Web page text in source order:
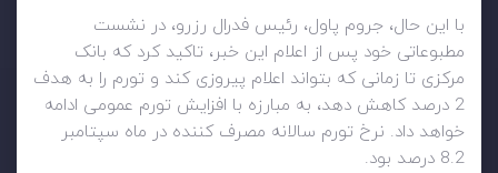
با این حال، جروم پاول، رئیس فدرال رزرو، در نشست
مطبوعاتی خود پس از اعلام این خبر، تاکید کرد که بانک
مرکزی تا زمانی که بتواند اعلام پیروزی کند و تورم را به هدف
2 درصد کاهش دهد، به مبارزه با افزایش تورم عمومی ادامه
خواهد داد. نرخ تورم سالانه مصرف کننده در ماه سپتامبر
8.2 درصد بود.